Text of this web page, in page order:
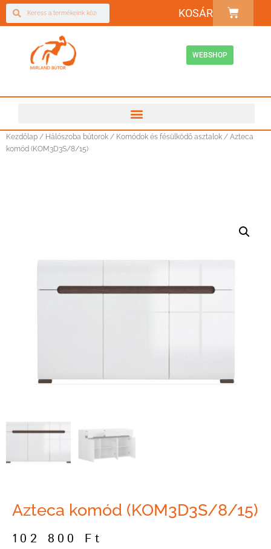
KOSÁR
WEBSHOP
Kezdőlap / Hálószoba bútorok / Komódok és fésülködő asztalok / Azteca
komód (KOM3D3S/8/15)
Azteca komód (KOM3D3S/8/15)
102 800 Ft